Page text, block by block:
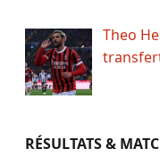
Theo
RÉSULTATS &